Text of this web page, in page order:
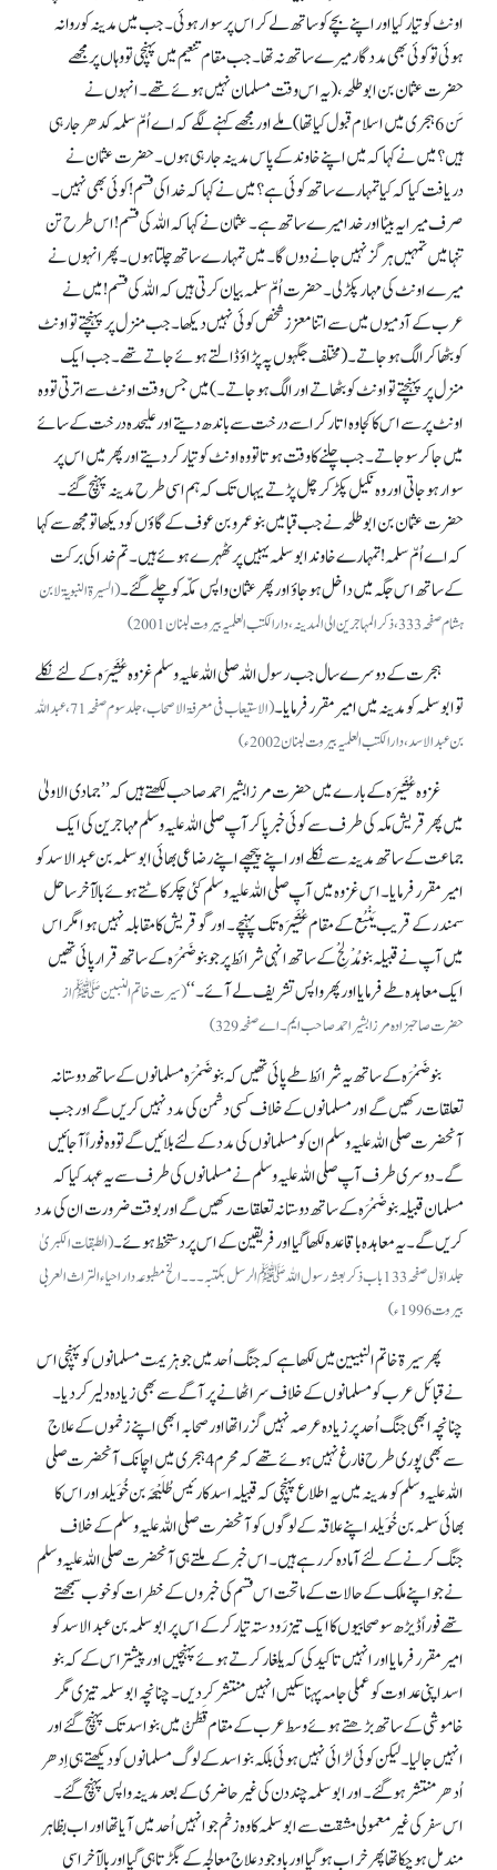
اونٹ کو تیار کیا اور اپنے بچے کو ساتھ لے کر اس پر سوار ہوئی۔ جب میں مدینہ کو روانہ
ہوئی تو کوئی بھی مددگار میرے ساتھ نہ تھا۔ جب مقام تنعیم میں پہنچی تو وہاں پر مجھے
حضرت عثمان بن ابو طلحہ، (یہ اس وقت مسلمان نہیں ہوئے تھے۔ انہوں نے
سَن 6ہجری میں اسلام قبول کیا تھا) ملے اور مجھے کہنے لگے کہ اے اُمّ سلمہ کدھر جا رہی
ہیں؟ میں نے کہا کہ میں اپنے خاوند کے پاس مدینہ جا رہی ہوں۔ حضرت عثمان نے
دریافت کیا کہ کیا تمہارے ساتھ کوئی ہے؟ میں نے کہا کہ خدا کی قسم! کوئی بھی نہیں۔
صرف میرا یہ بیٹا اور خدا میرے ساتھ ہے۔ عثمان نے کہا کہ اللہ کی قسم! اس طرح تن
تنہا میں تمہیں ہرگز نہیں جانے دوں گا۔ میں تمہارے ساتھ چلتا ہوں۔ پھر انہوں نے
میرے اونٹ کی مہار پکڑ لی۔ حضرت اُمّ سلمہ بیان کرتی ہیں کہ اللہ کی قسم! میں نے
عرب کے آدمیوں میں سے اتنا معزز شخص کوئی نہیں دیکھا۔ جب منزل پر پہنچتے تو اونٹ
کو بٹھا کر الگ ہو جاتے۔ (مختلف جگہوں پہ پڑاؤ ڈالتے ہوئے جاتے تھے۔ جب ایک
منزل پر پہنچتے تواونٹ کو بٹھاتے اور الگ ہو جاتے۔) میں جس وقت اونٹ سے اترتی تو وہ
اونٹ پر سے اس کا کجاوہ اتار کر اسے درخت سے باندھ دیتے اور علیحدہ درخت کے سائے
میں جا کر سو جاتے۔ جب چلنے کا وقت ہوتا تو وہ اونٹ کو تیار کر دیتے اور پھر میں اس پر
سوار ہو جاتی اور وہ نکیل پکڑ کر چل پڑتے یہاں تک کہ ہم اسی طرح مدینہ پہنچ گئے۔
حضرت عثمان بن ابوطلحہ نے جب قبا میں بنو عمرو بن عوف کے گاؤں کو دیکھا تو مجھ سے کہا
کہ اے اُمّ سلمہ! تمہارے خاوند ابو سلمہ یہیں پر ٹھہرے ہوئے ہیں۔ تم خدا کی برکت
کے ساتھ اس جگہ میں داخل ہو جاؤ اور پھر عثمان واپس مکّہ کو چلے گئے۔(السیرۃ النبویۃ لابن
ہشام صفحہ 333، ذکر المہاجرین الی المدینہ، دارالکتب العلمیہ بیروت لبنان2001)
ہجرت کے دوسرے سال جب رسول اللہ صلی اللہ علیہ وسلم غزوہ عُشَیْرَہ کے لئے نکلے
تو ابو سلمہ کو مدینہ میں امیر مقرر فرمایا۔
(الاستیعاب فی معرفۃ الاصحاب، جلد سوم صفحہ 71، عبد اللہ
بن عبد الاسد، دارالکتب العلمیہ بیروت لبنان 2002ء)
غزوہ عُشَیْرَہ کے بارے میں حضرت مرزا بشیر احمد صاحب لکھتے ہیں کہ ’’جمادی الاولیٰ
میں پھر قریش مکہ کی طرف سے کوئی خبر پاکر آپ صلی اللہ علیہ وسلم مہاجرین کی ایک
جماعت کے ساتھ مدینہ سے نکلے اور اپنے پیچھے اپنے رضاعی بھائی ابو سلمہ بن عبدالاسد کو
امیر مقرر فرمایا۔ اس غزوہ میں آپ صلی اللہ علیہ وسلم کئی چکر کاٹتے ہوئے بالآخر ساحل
سمندر کے قریب یَنْبُع کے مقام عُشَیْرَہ تک پہنچے۔ اور گو قریش کا مقابلہ نہیں ہوا مگر اس
میں آپ نے قبیلہ بنو مُدْلِجْ کے ساتھ انہی شرائط پر جو بنو ضَمْرَہ کے ساتھ قرار پائی تھیں
ایک معاہدہ طے فرمایا اور پھر واپس تشریف لے آئے۔‘‘(سیرت خاتم النبینﷺ از
حضرت صاحبزادہ مرزا بشیر احمد صاحب ایم۔ اے صفحہ329)
بنو ضَمْرَہ کے ساتھ یہ شرائط طے پائی تھیں کہ بنو ضَمْرَہ مسلمانوں کے ساتھ دوستانہ
تعلقات رکھیں گے اور مسلمانوں کے خلاف کسی دشمن کی مددنہیں کریں گے اور جب
آنحضرت صلی اللہ علیہ وسلم ان کو مسلمانوں کی مدد کے لئے بلائیں گے تو وہ فوراً آ جائیں
گے۔ دوسری طرف آپ صلی اللہ علیہ وسلم نے مسلمانوں کی طرف سے یہ عہد کیا کہ
مسلمان قبیلہ بنو ضَمْرَہ کے ساتھ دوستانہ تعلقات رکھیں گے اور بوقت ضرورت ان کی مدد
کریں گے۔ یہ معاہدہ باقاعدہ لکھا گیا اور فریقین کے اس پر دستخط ہوئے۔(الطبقات الکبریٰ
جلد اوّل صفحہ 133 باب ذکر بعثہ رسول اللہﷺ الرسل بکتبہ۔ ۔ ۔ الخ مطبوعہ دار احیاء التراث العربی
بیروت 1996ء)
پھر سیرۃ خاتم النبیین میں لکھا ہے کہ جنگ اُحد میں جو ہزیمت مسلمانوں کو پہنچی اس
نےقبائل عرب کو مسلمانوں کے خلاف سر اٹھانے پر آگے سے بھی زیادہ دلیر کر دیا۔
چنانچہ ابھی جنگ اُحد پر زیادہ عرصہ نہیں گزرا تھا اور صحابہ ابھی اپنے زخموں کے علاج
سے بھی پوری طرح فارغ نہیں ہوئے تھے کہ محرم 4ہجری میں اچانک آنحضرت صلی
اللہ علیہ وسلم کو مدینہ میں یہ اطلاع پہنچی کہ قبیلہ اسد کا رئیس طُلَیْحَہ بن خُوَیلد اور اس کا
بھائی سلمہ بن خُوَیلد اپنے علاقہ کے لوگوں کو آنحضرت صلی اللہ علیہ وسلم کے خلاف
جنگ کرنے کے لئے آمادہ کر رہے ہیں۔ اس خبر کے ملتے ہی آنحضرت صلی اللہ علیہ وسلم
نے جو اپنے ملک کے حالات کے ماتحت اس قسم کی خبروں کے خطرات کو خوب سمجھتے
تھے فوراً ڈیڑھ سو صحابیوں کا ایک تیز رَو دستہ تیار کر کے اس پر ابوسلمہ بن عبدالاسد کو
امیر مقرر فرمایا اور انہیں تاکید کی کہ یلغار کرتے ہوئے پہنچیں اور پیشتر اس کے کہ بنو
اسد اپنی عداوت کو عملی جامہ پہنا سکیں انہیں منتشر کر دیں۔ چنانچہ ابوسلمہ تیزی مگر
خاموشی کے ساتھ بڑھتے ہوئے وسط عرب کے مقام قَطَنْ میں بنو اسد تک پہنچ گئے اور
انہیں جا لیا۔ لیکن کوئی لڑائی نہیں ہوئی بلکہ بنو اسد کے لوگ مسلمانوں کو دیکھتے ہی اِدھر
اُدھر منتشر ہو گئے۔ اور ابو سلمہ چند دن کی غیر حاضری کے بعد مدینہ واپس پہنچ گئے۔
اس سفر کی غیر معمولی مشقت سے ابو سلمہ کا وہ زخم جو انہیں اُحد میں آیا تھا اور اب بظاہر
مندمل ہو چکا تھا پھر خراب ہو گیا اور باوجود علاج معالجہ کے بگڑتا ہی گیا اور بالآخر اسی